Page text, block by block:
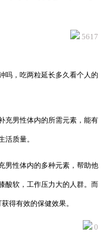
5617
吗，吃两粒延长多久看个人的
充男性体内的所需元素，能有
活质量。
男性体内的多种元素，帮助他
酸软，工作压力大的人群。而
得有效的保健效果。
0